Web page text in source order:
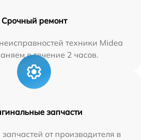
Срочный ремонт
техники Midea
в течение 2 часов.
запчасти
от производителя в